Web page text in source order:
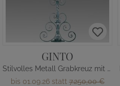
GINTO
Stilvolles Metall Grabkreuz mit Blüten
bis 01.09.26 statt7.250,00 €